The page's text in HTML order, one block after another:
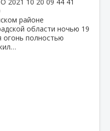
районе
области ночью 19
огонь полностью